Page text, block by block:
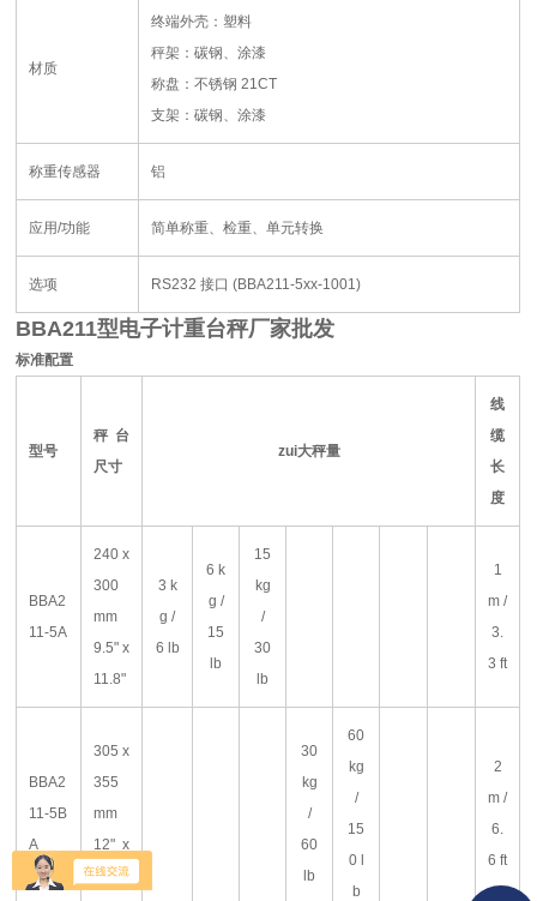
材质
终端外壳：塑料
秤架：碳钢、涂漆
称盘：不锈钢 21CT
支架：碳钢、涂漆
称重传感器 铝
应用/功能 简单称重、检重、单元转换
选项 RS232接口 (BBA211-5xx-1001)
BBA211型电子计重台秤厂家批发
标准配置
型号
秤台
尺寸
zui大秤量
线
缆
长
度
BBA2
11-5A
240 x
300
mm
9.5" x
11.8"
3 k
g /
6 lb
6 k
g /
15
lb
15
kg
/
30
lb
1
m /
3.
3 ft
BBA2
11-5B
A
305 x
355
mm
12" x
14"
30
kg
/
60
lb
60
kg
/
15
0 l
b
2
m /
6.
6 ft